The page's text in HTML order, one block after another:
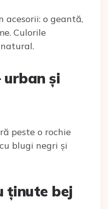
acesorii: o geantă,
Culorile
urban și
peste o rochie
blugi negri și
ținute bej